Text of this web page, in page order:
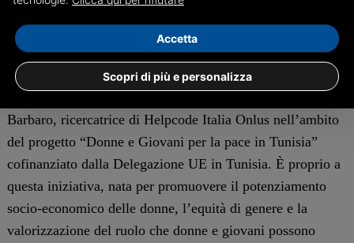
affrontare criticità facendo proposte, prendendo posizioni,
dibattendo e negoziando per cercare soluzioni comuni.
All'affollata inaugurazione di questo pomeriggio sono
Barbaro, ricercatrice di Helpcode Italia Onlus nell’ambito
del progetto “Donne e Giovani per la pace in Tunisia”
cofinanziato dalla Delegazione UE in Tunisia. È proprio a
questa iniziativa, nata per promuovere il potenziamento
socio-economico delle donne, l’equità di genere e la
valorizzazione del ruolo che donne e giovani possono
Scopri di più e personalizza
Accetta